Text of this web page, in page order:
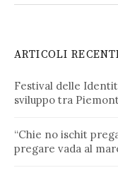
ARTICOLI
Festival delle
sviluppo tra
“Chie no ischit
pregare vada al